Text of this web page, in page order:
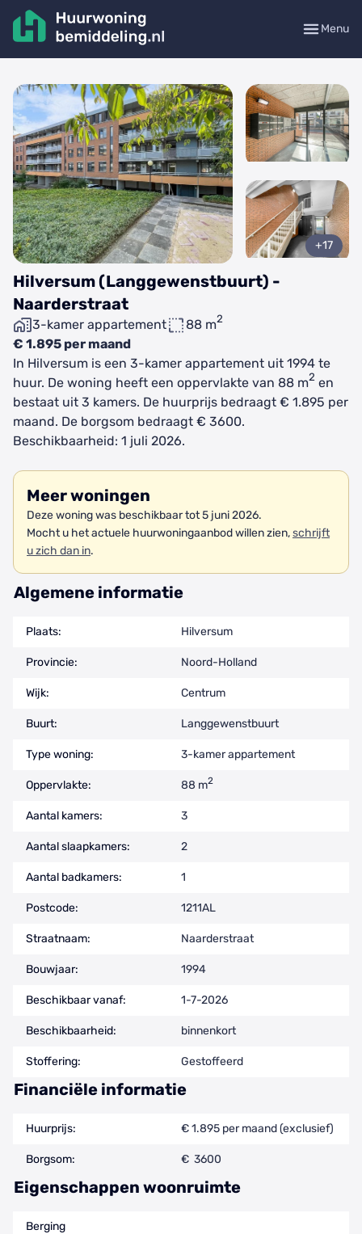
Menu
Hilversum (Langgewenstbuurt) -
Naarderstraat
3-kamer appartement 88 m2
€ 1.895 per maand
+17
In Hilversum is een 3-kamer appartement uit 1994 te
huur. De woning heeft een oppervlakte van 88 m2 en
bestaat uit 3 kamers. De huurprijs bedraagt € 1.895 per
maand. De borgsom bedraagt € 3600.
Beschikbaarheid: 1 juli 2026.
Meer woningen
Deze woning was beschikbaar tot 5 juni 2026.
Mocht u het actuele huurwoningaanbod willen zien,schrijft
u zich dan in.
Algemene informatie
Plaats: Hilversum
Provincie: Noord-Holland
Wijk: Centrum
Buurt: Langgewenstbuurt
Type woning: 3-kamer appartement
Oppervlakte: 88 m2
Aantal kamers: 3
Aantal slaapkamers: 2
Aantal badkamers: 1
Postcode: 1211AL
Straatnaam: Naarderstraat
Bouwjaar: 1994
Beschikbaar vanaf: 1-7-2026
Beschikbaarheid: binnenkort
Stoffering: Gestoffeerd
Financiële informatie
Huurprijs: € 1.895 per maand (exclusief)
Borgsom: € 3600
Eigenschappen woonruimte
Berging